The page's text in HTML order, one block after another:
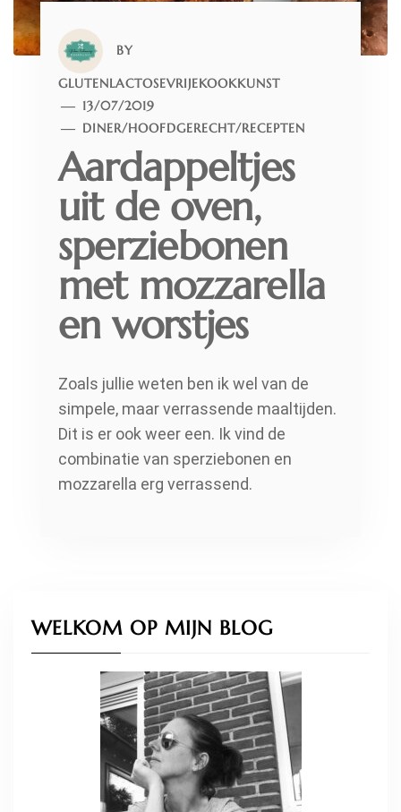
BY
GLUTENLACTOSEVRIJEKOOKKUNST
13/07/2019
DINER/HOOFDGERECHT/RECEPTEN
Aardappeltjes
uit de oven,
sperziebonen
met mozzarella
en worstjes
Zoals jullie weten ben ik wel van de
simpele, maar verrassende maaltijden.
Dit is er ook weer een. Ik vind de
combinatie van sperziebonen en
mozzarella erg verrassend.
WELKOM OP MIJN BLOG